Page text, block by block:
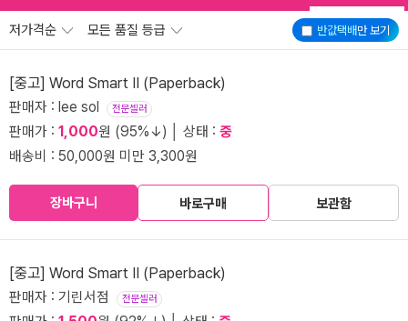
반값택배만 보기
저가격순 모든 품질 등급
[중고] Word Smart II (Paperback)
판매자 : lee sol 전문셀러
판매가 : 1,000원 (95%↓) │ 상태 : 중
배송비 : 50,000원 미만 3,300원
장바구니 바로구매 보관함
[중고] Word Smart II (Paperback)
판매자 : 기린서점 전문셀러